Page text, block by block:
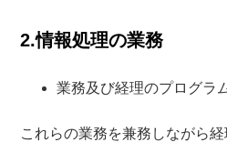
2.情報処理の業務
業務及び経理のプログラ
これらの業務を兼務しながら経